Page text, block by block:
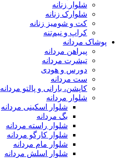
شلوار زنانه
شلوارک زنانه
کت و شومیز زنانه
کراپ و نیم‌تنه
پوشاک مردانه
پیراهن مردانه
تیشرت مردانه
دورس و هودی
ست مردانه
کاپشن، بارانی و پالتو مردانه
شلوار مردانه
شلوار اسکینی مردانه
بگ مردانه
شلوار راسته مردانه
شلوار کارگو مردانه
شلوار مام مردانه
شلوار اسلش مردانه